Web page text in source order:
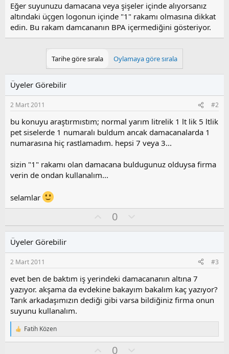
Eğer suyunuzu damacana veya şişeler içinde alıyorsanız
altındaki üçgen logonun içinde "1" rakamı olmasına dikkat
edin. Bu rakam damcananın BPA içermediğini gösteriyor.
Tarihe göre sırala Oylamaya göre sırala
Üyeler Görebilir
2 Mart 2011 #2
bu konuyu araştırmıstım; normal yarım litrelik 1 lt lik 5 ltlik
pet siselerde 1 numaralı buldum ancak damacanalarda 1
numarasına hiç rastlamadım. hepsi 7 veya 3...
sizin "1" rakamı olan damacana buldugunuz olduysa firma
verin de ondan kullanalım...
selamlar
y
0
l
s
u
z
o
y
a
Üyeler Görebilir
2 Mart 2011 #3
evet ben de baktım iş yerindeki damacananın altına 7
yazıyor. akşama da evdekine bakayım bakalım kaç yazıyor?
Tarık arkadaşımızın dediği gibi varsa bildiğiniz firma onun
suyunu kullanalım.
T
e
Fatih Közen
0